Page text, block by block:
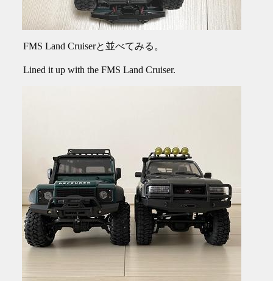
FMS Land Cruiserと並べてみる。
Lined it up with the FMS Land Cruiser.